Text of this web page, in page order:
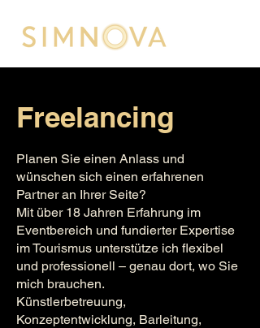
Freelancing
Planen Sie einen Anlass und
wünschen sich einen erfahrenen
Partner an Ihrer Seite?
Mit über 18 Jahren Erfahrung im
Eventbereich und fundierter Expertise
im Tourismus unterstütze ich flexibel
und professionell – genau dort, wo Sie
mich brauchen.
Künstlerbetreuung,
Konzeptentwicklung, Barleitung,